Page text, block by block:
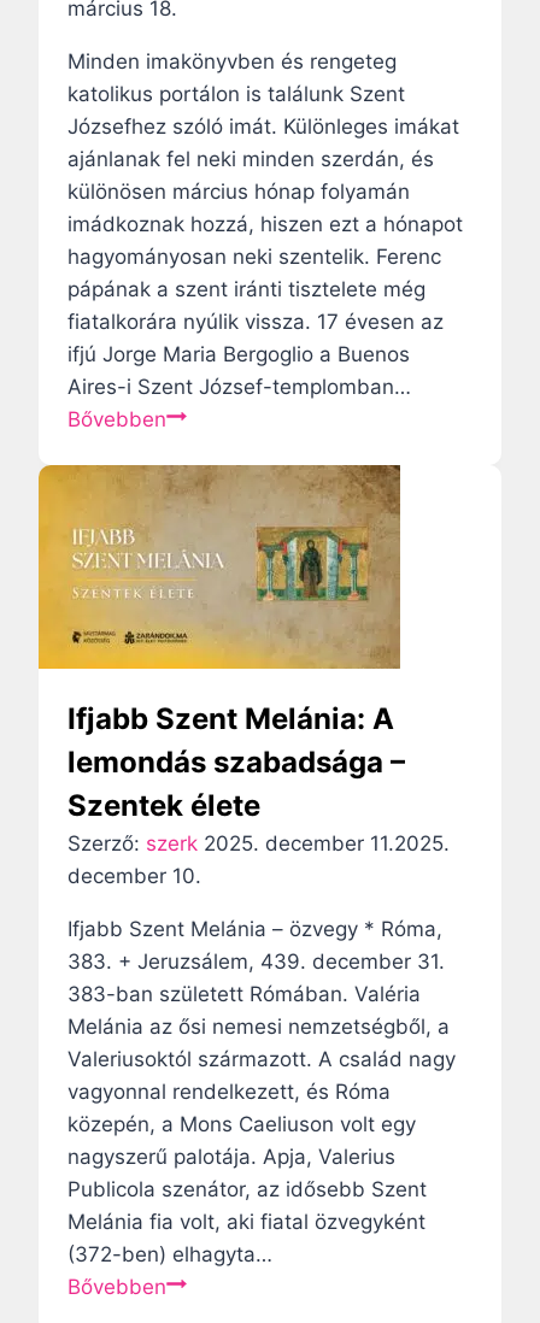
á
p
a
u
o
l
s
ó
n
a
p
a
i
–
x
k
l
z
í
v
i
t
e
r
j
ú
a
s
z
e
m
é
március 18.
Minden imakönyvben és rengeteg
katolikus portálon is találunk Szent
Józsefhez szóló imát. Különleges imákat
ajánlanak fel neki minden szerdán, és
különösen március hónap folyamán
imádkoznak hozzá, hiszen ezt a hónapot
hagyományosan neki szentelik. Ferenc
pápának a szent iránti tisztelete még
fiatalkorára nyúlik vissza. 17 évesen az
ifjú Jorge Maria Bergoglio a Buenos
Aires-i Szent József-templomban…
BővebbenF
r
e
n
c
á
a
m
i
n
d
e
n
a
p
i
i
m
á
j
a
S
z
Ifjabb Szent Melánia: A
lemondás szabadsága –
Szentek élete
Szerző: szerk 2025. december 11.2025.
december 10.
Ifjabb Szent Melánia – özvegy * Róma,
383. + Jeruzsálem, 439. december 31.
383-ban született Rómában. Valéria
Melánia az ősi nemesi nemzetségből, a
Valeriusoktól származott. A család nagy
vagyonnal rendelkezett, és Róma
közepén, a Mons Caeliuson volt egy
nagyszerű palotája. Apja, Valerius
Publicola szenátor, az idősebb Szent
Melánia fia volt, aki fiatal özvegyként
(372-ben) elhagyta…
BővebbenI